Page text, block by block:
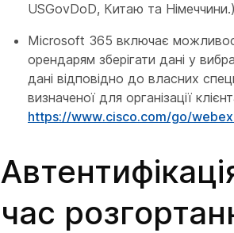
USGovDoD, Китаю та Німеччини.)
Microsoft 365 включає
орендарям зберігати дані у
дані відповідно до власних
визначеної для організації
https://www.cisco.com/go/
час